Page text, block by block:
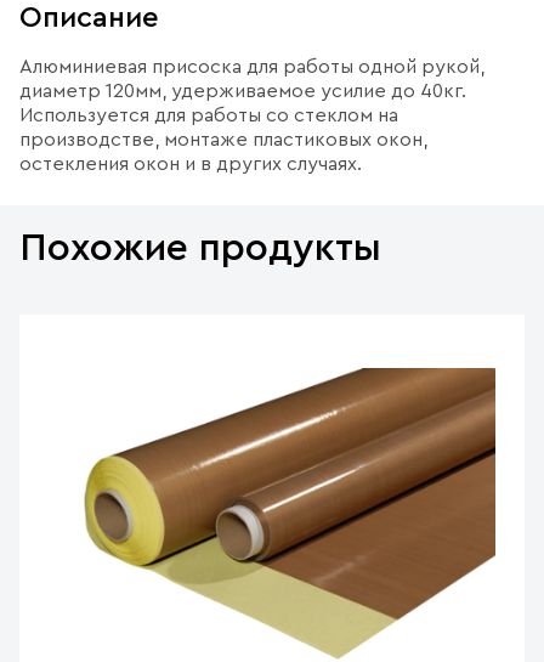
Описание
Алюминиевая присоска для работы одной рукой,
диаметр 120мм, удерживаемое усилие до 40кг.
Используется для работы со стеклом на
производстве, монтаже пластиковых окон,
остекления окон и в других случаях.
Похожие продукты